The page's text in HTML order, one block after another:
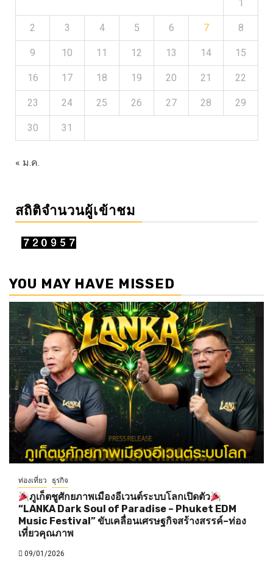
1
2 3 4 5 6 7 8
9 10 11 12 13 14 15
16 17 18 19 20 21 22
23 24 25 26 27 28 29
30 31
« ม.ค.
สถิติจำนวนผู้เข้าชม
YOU MAY HAVE MISSED
ท่องเที่ยว ธุรกิจ
ภูเก็ตชูศักยภาพเมืองอีเวนต์ระบบโลกเปิดตัว
“LANKA Dark Soul of Paradise – Phuket EDM
Music Festival” ขับเคลื่อนเศรษฐกิจสร้างสรรค์–ท่อง
เที่ยวคุณภาพ
09/01/2026